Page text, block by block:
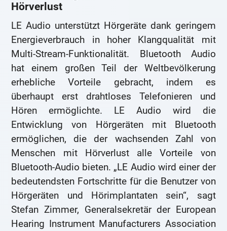
Hörverlust
LE Audio unterstützt Hörgeräte dank geringem
Energieverbrauch in hoher Klangqualität mit
Multi-Stream-Funktionalität. Bluetooth Audio
hat einem großen Teil der Weltbevölkerung
erhebliche Vorteile gebracht, indem es
überhaupt erst drahtloses Telefonieren und
Hören ermöglichte. LE Audio wird die
Entwicklung von Hörgeräten mit Bluetooth
ermöglichen, die der wachsenden Zahl von
Menschen mit Hörverlust alle Vorteile von
Bluetooth-Audio bieten. „LE Audio wird einer der
bedeutendsten Fortschritte für die Benutzer von
Hörgeräten und Hörimplantaten sein“, sagt
Stefan Zimmer, Generalsekretär der European
Hearing Instrument Manufacturers Association